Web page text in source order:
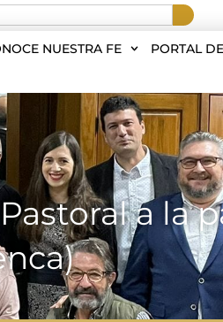
NUESTRA FE PORTAL
a la